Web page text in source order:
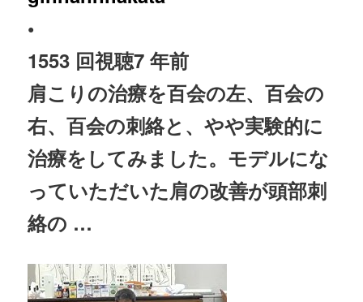
•
1553 回視聴7 年前
肩こりの治療を百会の左、百会の
右、百会の刺絡と、やや実験的に
治療をしてみました。モデルにな
っていただいた肩の改善が頭部刺
絡の …